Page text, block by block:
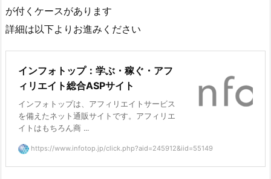
が付くケースがあります
詳細は以下よりお進みください
インフォトップ：学ぶ・稼ぐ・アフ
ィリエイト総合ASPサイト
インフォトップは、アフィリエイトサービス
を備えたネット通販サイトです。アフィリエ
イトはもちろん商 ...
https://www.infotop.jp/click.php?aid=245912&iid=55149